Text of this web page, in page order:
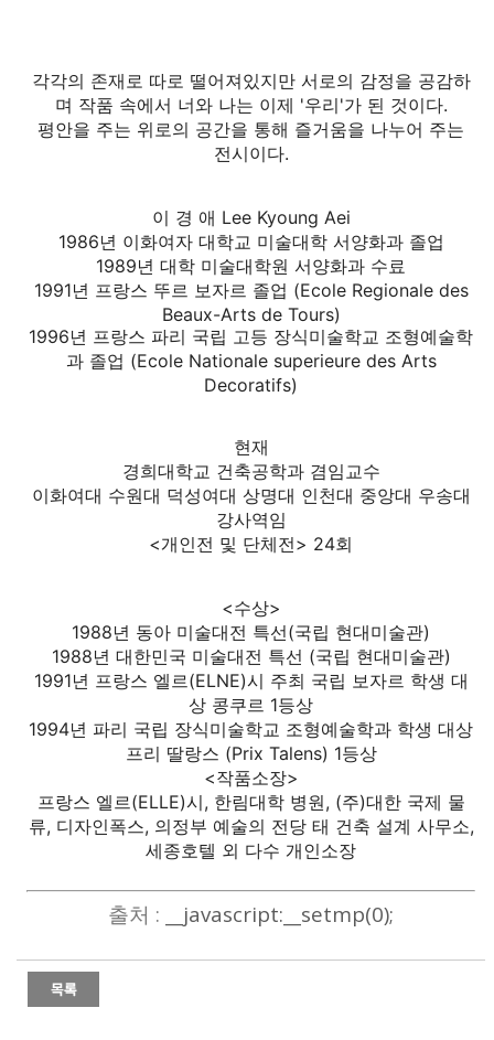
각각의 존재로 따로 떨어져있지만 서로의 감정을 공감하
며 작품 속에서 너와 나는 이제 '우리'가 된 것이다.
평안을 주는 위로의 공간을 통해 즐거움을 나누어 주는
전시이다.
이 경 애 Lee Kyoung Aei
1986년 이화여자 대학교 미술대학 서양화과 졸업
1989년 대학 미술대학원 서양화과 수료
1991년 프랑스 뚜르 보자르 졸업 (Ecole Regionale des
Beaux-Arts de Tours)
1996년 프랑스 파리 국립 고등 장식미술학교 조형예술학
과 졸업 (Ecole Nationale superieure des Arts
Decoratifs)
현재
경희대학교 건축공학과 겸임교수
이화여대 수원대 덕성여대 상명대 인천대 중앙대 우송대
강사역임
<개인전 및 단체전> 24회
<수상>
1988년 동아 미술대전 특선(국립 현대미술관)
1988년 대한민국 미술대전 특선 (국립 현대미술관)
1991년 프랑스 엘르(ELNE)시 주최 국립 보자르 학생 대
상 콩쿠르 1등상
1994년 파리 국립 장식미술학교 조형예술학과 학생 대상
프리 딸랑스 (Prix Talens) 1등상
<작품소장>
프랑스 엘르(ELLE)시, 한림대학 병원, (주)대한 국제 물
류, 디자인폭스, 의정부 예술의 전당 태 건축 설계 사무소,
세종호텔 외 다수 개인소장
출처 : __javascript:__setmp(0);